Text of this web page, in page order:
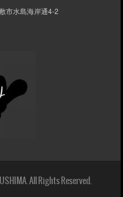
市水島海岸通4-2
All Rights Reserved.